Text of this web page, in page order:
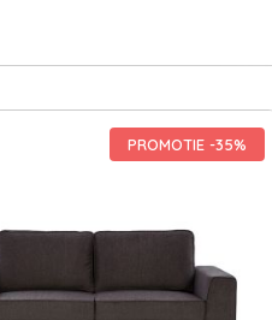
PROMOTIE -35%